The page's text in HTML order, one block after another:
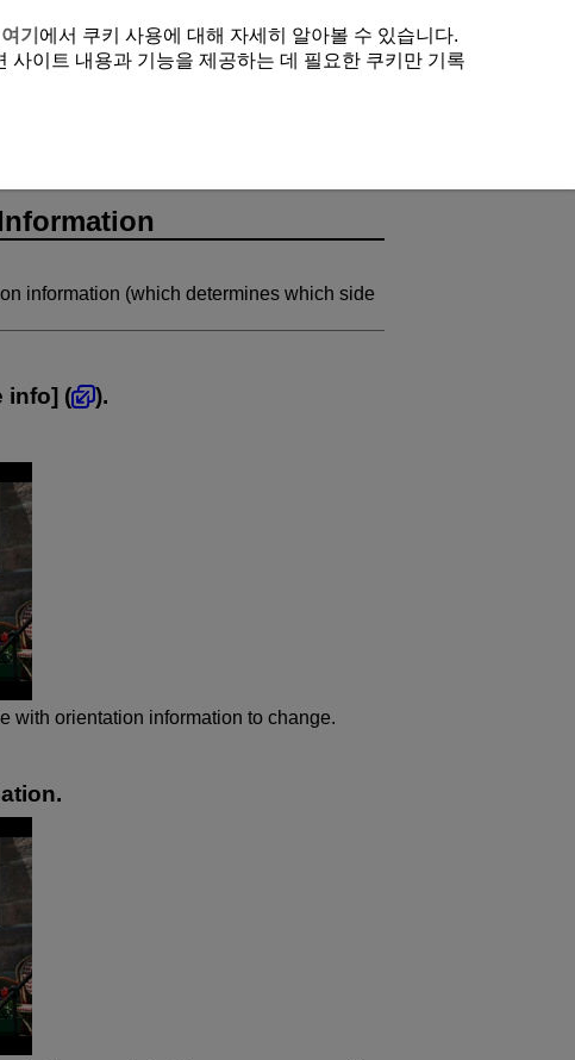
information (which determines which side
info] (
).
with orientation information to change.
여기 에서 쿠키 사용에 대해 자세히 알아볼 수 있습니다.
사이트 내용과 기능을 제공하는 데 필요한 쿠키만 기록